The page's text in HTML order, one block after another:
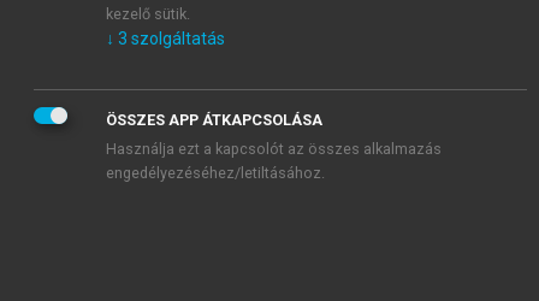
KIPRÓBÁLOM
kezelő sütik.
↓ 3 szolgáltatás
ÖSSZES APP ÁTKAPCSOLÁSA
Használja ezt a kapcsolót az összes alkalmazás
engedélyezéséhez/letiltásához.